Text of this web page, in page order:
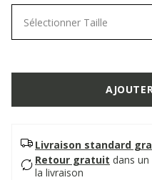
Sélectionner Taille
Livraison standard
Retour gratuit dans
la livraison